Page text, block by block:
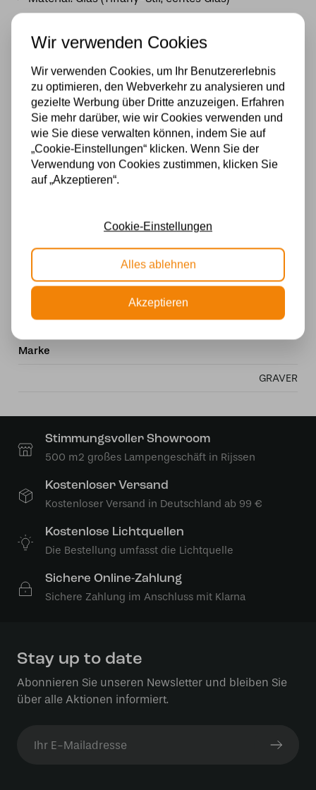
Libellenmotiv für eine warme und elegante
Atmosphäre
Spezifikationen
Fassung
Material
Wattzahl
40W
Marke
GRAVER
Stimmungsvoller Showroom
500 m2 großes Lampengeschäft in Rijssen
Kostenloser Versand
Kostenloser Versand in Deutschland ab 99 €
Kostenlose Lichtquellen
Die Bestellung umfasst die Lichtquelle
Sichere Online-Zahlung
Sichere Zahlung im Anschluss mit Klarna
Stay up to date
Abonnieren Sie unseren Newsletter und bleiben Sie
über alle Aktionen informiert.
Wir verwenden Cookies
Wir verwenden Cookies, um Ihr Benutzererlebnis
zu optimieren, den Webverkehr zu analysieren und
gezielte Werbung über Dritte anzuzeigen. Erfahren
Sie mehr darüber, wie wir Cookies verwenden und
wie Sie diese verwalten können, indem Sie auf
„Cookie-Einstellungen“ klicken. Wenn Sie der
Verwendung von Cookies zustimmen, klicken Sie
auf „Akzeptieren“.
Cookie-Einstellungen
Alles ablehnen
Akzeptieren